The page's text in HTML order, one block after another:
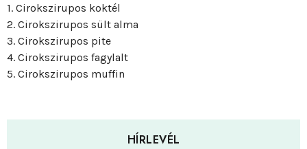
HÍRLEVÉL
1. Cirokszirupos koktél
2. Cirokszirupos sült alma
3. Cirokszirupos pite
4. Cirokszirupos fagylalt
5. Cirokszirupos muffin